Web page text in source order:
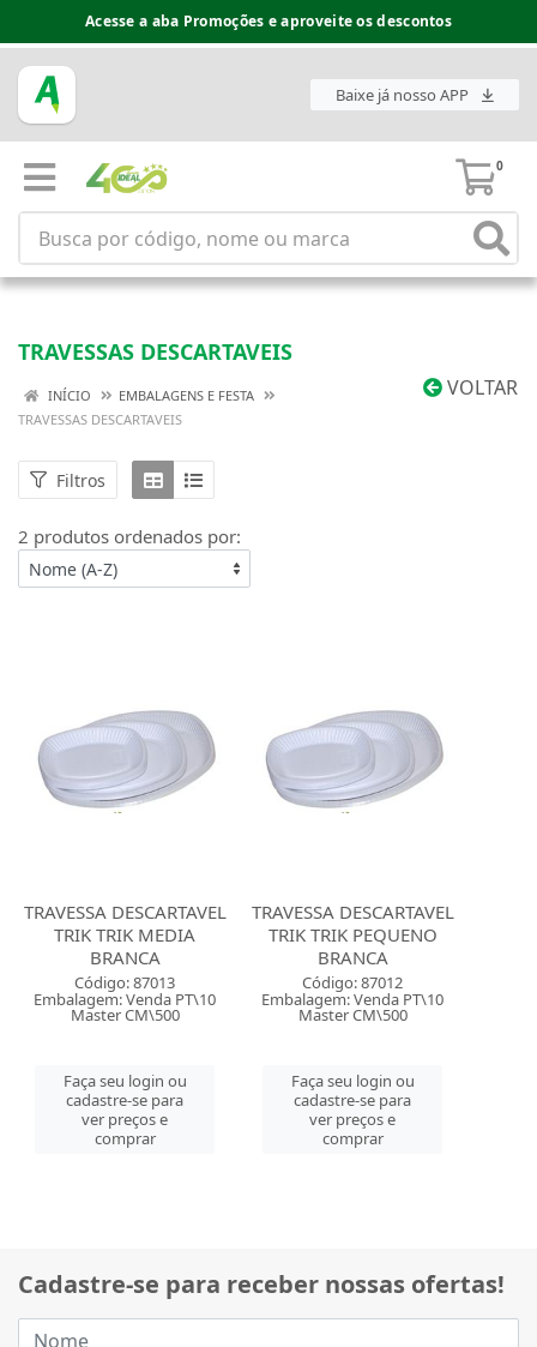
Acesse a aba Promoções e aproveite os descontos
Baixe já nosso APP
0
TRAVESSAS DESCARTAVEIS
VOLTAR
INÍCIO
EMBALAGENS E FESTA
TRAVESSAS DESCARTAVEIS
Filtros
2 produtos ordenados por:
TRAVESSA DESCARTAVEL
TRIK TRIK MEDIA
BRANCA
Código: 87013
Embalagem: Venda PT\10
Master CM\500
Faça seu login ou
cadastre-se para
ver preços e
comprar
TRAVESSA DESCARTAVEL
TRIK TRIK PEQUENO
BRANCA
Código: 87012
Embalagem: Venda PT\10
Master CM\500
Faça seu login ou
cadastre-se para
ver preços e
comprar
Cadastre-se para receber nossas ofertas!